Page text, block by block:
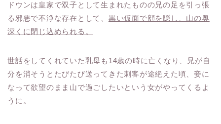
ドウンは皇家で双子として生まれたものの兄の足を引っ張
る邪悪で不浄な存在として、 黒い仮面で顔を隠し、山の奥
深くに閉じ込められる。
世話をしてくれていた乳母も14歳の時に亡くなり、兄が自
分を消そうとたびたび送ってきた刺客が途絶えた頃、妾に
なって欲望のまま山で過ごしたいという女がやってくるよ
うに。